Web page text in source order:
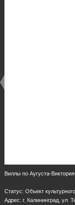
Виллы по Аугуста-
Статус: Объект
Адрес: г. Калининград, ул.